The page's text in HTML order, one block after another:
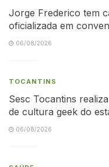
Jorge Frederico tem
oficializada em
06/08/2026
TOCANTINS
Sesc Tocantins
de cultura geek do
06/08/2026